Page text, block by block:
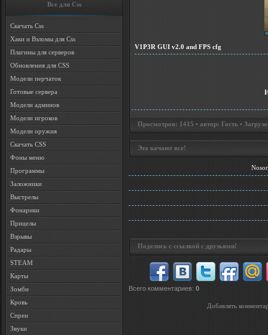
Все для Css
Скачать Css
Хаки и Взломы для Css
Плагины для серверов
Обновления для CSS
Модели перчаток
Готовые сервера
Модели админов
Модели игроков
Модели оружия
Скачать CSS
Фоны меню
Программы
Заложники
Выстрелы
Фонарики
Прицелы
Взрывы
Радары
STEAM
Карты
Зомби
Кровь
Спреи
Звуки
V1P3R GUI v2.0 and FPS cfg
Просмотров: 1415 • автор: Гость •
Эта качают все!
Поделись с ссылкой с друзьями!
Всего комментариев: 0
Добавлять